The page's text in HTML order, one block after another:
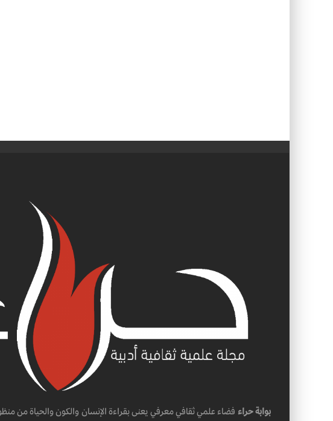
بوابة حراء فضاء علمي ثقافي معرفي يعنى بقراءة الإنسان والكون والحياة من